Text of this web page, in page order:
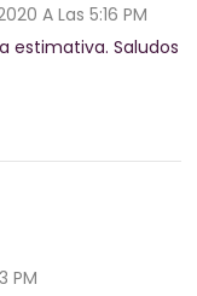
A Las 5:16 PM
estimativa. Saludos
PM